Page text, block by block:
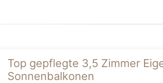
Top gepflegte 3,5 Zimmer
Sonnenbalkonen